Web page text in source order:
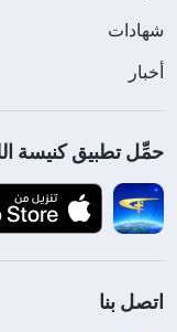
شهادات
أخبار
حمِّل تطبيق كنيسة
اتصل بنا